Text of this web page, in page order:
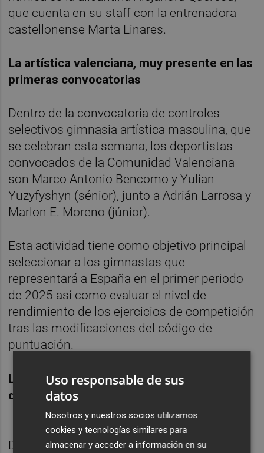
que cuenta en su staff con la entrenadora
castellonense Marta Linares.
La artística valenciana, muy presente en las
primeras convocatorias
Dentro de la convocatoria de controles
selectivos gimnasia artística masculina, que
se celebran esta semana, los deportistas
convocados de la Comunidad Valenciana
son Marco Antonio Bencomo y Yulian
Yuzyfyshyn (sénior), junto a Adrián Larrosa y
Marlon E. Moreno (júnior).
Esta actividad tiene como objetivo principal
seleccionar a los gimnastas que
representará a España en el primer periodo
de 2025 así como evaluar el nivel de
rendimiento de los ejercicios de competición
tras las modificaciones del código de
puntuación.
Laura Casabuena y Sara Pinilla, siguen en
dinámica de selección nacional
Dentro del plan de actividades destinadas al
Uso responsable de sus
datos
Nosotros y nuestros socios utilizamos
cookies y tecnologías similares para
almacenar y acceder a información en su